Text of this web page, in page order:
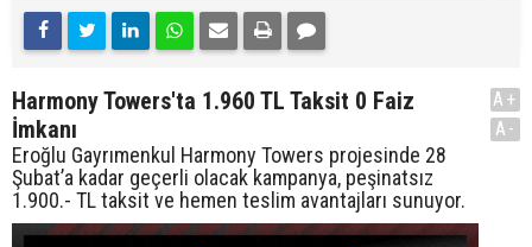
Harmony Towers'ta 1.960 TL Taksit 0 Faiz
İmkanı
Eroğlu Gayrımenkul Harmony Towers projesinde 28
Şubat’a kadar geçerli olacak kampanya, peşinatsız
1.900.- TL taksit ve hemen teslim avantajları sunuyor.
A+
A-